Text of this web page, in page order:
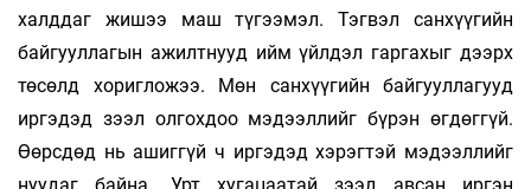
халддаг жишээ маш түгээмэл. Тэгвэл санхүүгийн
байгууллагын ажилтнууд ийм үйлдэл гаргахыг дээрх
төсөлд хоригложээ. Мөн санхүүгийн байгууллагууд
иргэдэд зээл олгохдоо мэдээллийг бүрэн өгдөггүй.
Өөрсдөд нь ашиггүй ч иргэдэд хэрэгтэй мэдээллийг